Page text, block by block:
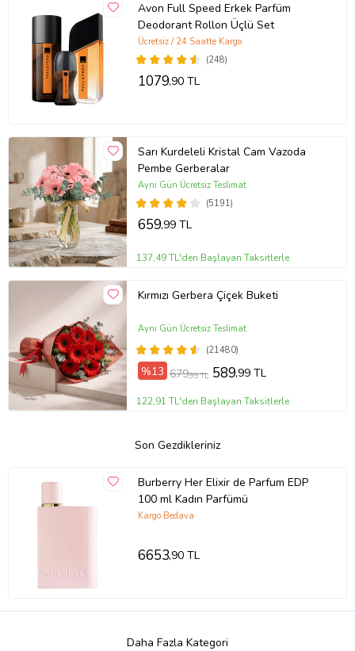
Avon Full Speed Erkek Parfüm
Deodorant Rollon Üçlü Set
(248)
Ücretsiz / 24 Saatte Kargo
1079,90 TL
Sarı Kurdeleli Kristal Cam Vazoda
Pembe Gerberalar
(5191)
Aynı Gün Ücretsiz Teslimat
659,99 TL
137,49 TL'den Başlayan Taksitlerle
Kırmızı Gerbera Çiçek Buketi
(21480)
Aynı Gün Ücretsiz Teslimat
%13 679,99 TL 589,99 TL
122,91 TL'den Başlayan Taksitlerle
Son Gezdikleriniz
Burberry Her Elixir de Parfum EDP
100 ml Kadın Parfümü
Kargo Bedava
6653,90 TL
Daha Fazla Kategori